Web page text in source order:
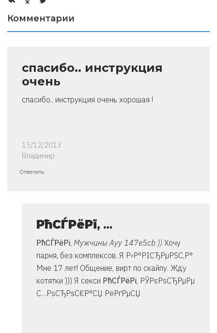
Комментарии
спасибо.. инструкция
очень
спасибо.. инструкция очень хорошая !
15/12/2013
Владимир
Ответить
РћСЃРёРї, …
РћСЃРёРї, Мужчины Ауу 147e5cb )) Хочу
парня, без комплексов. Я Р›Р°РІСЂРµРЅС‚Р°
Мне 17 лет! Общение, вирт по скайпу. Жду
котятки ))) Я секси РћСЃРёРї, РЎРєРѕСЂРµРµ
С…РѕСЂРѕС€Р°СЏ РёРґРµСЏ